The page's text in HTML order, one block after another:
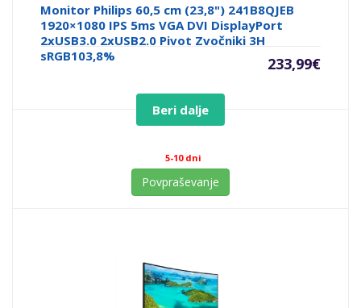
Monitor Philips 60,5 cm (23,8") 241B8QJEB
1920×1080 IPS 5ms VGA DVI DisplayPort
2xUSB3.0 2xUSB2.0 Pivot Zvočniki 3H
sRGB103,8%
233,99€
Beri dalje
5-10 dni
Povpraševanje